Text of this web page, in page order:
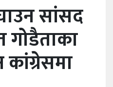
सांसद
गोडैताका
कांग्रेसमा